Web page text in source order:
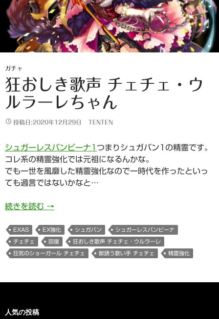
ガチャ
狂おしき歌声 チェチェ・ウ
ルラーレちゃん
投稿日:2020年12月29日 TENTEN
シュガーレスバンビーナ1 つまりシュガバン1の精霊です。
コレ系の精霊強化では元祖になるんかな。
でも一世を風靡した精霊強化なので一時代を作ったといっ
ても過言ではないかなと…
続きを読む 狂おしき歌声 チェチェ・ウルラーレちゃん
→
EXAS EX強化 シュガバン シュガーレスバンビーナ
チェチェ 回復 狂おしき歌声 チェチェ・ウルラーレ
狂気のショーガール チェチェ 獣誘う歌い手 チェチェ 精霊強化
人気の投稿